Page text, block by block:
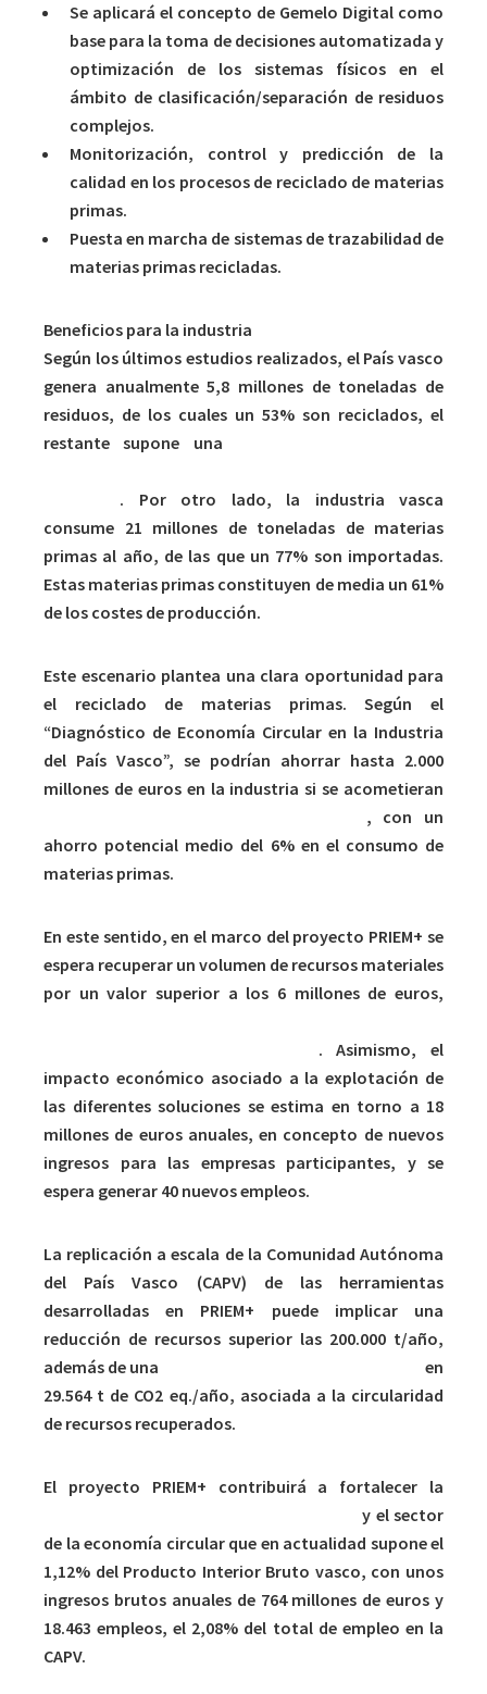
Se aplicará el concepto de Gemelo Digital como
base para la toma de decisiones automatizada y
optimización de los sistemas físicos en el
ámbito de clasificación/separación de residuos
complejos.
Monitorización, control y predicción de la
calidad en los procesos de reciclado de materias
primas.
Puesta en marcha de sistemas de trazabilidad de
materias primas recicladas.
Beneficios para la industria
Según los últimos estudios realizados, el País vasco
genera anualmente 5,8 millones de toneladas de
residuos, de los cuales un 53% son reciclados, el
restante supone una
. Por otro lado, la industria vasca
consume 21 millones de toneladas de materias
primas al año, de las que un 77% son importadas.
Estas materias primas constituyen de media un 61%
de los costes de producción.
Este escenario plantea una clara oportunidad para
el reciclado de materias primas. Según el
“Diagnóstico de Economía Circular en la Industria
del País Vasco”, se podrían ahorrar hasta 2.000
millones de euros en la industria si se acometieran
, con un
ahorro potencial medio del 6% en el consumo de
materias primas.
En este sentido, en el marco del proyecto PRIEM+ se
espera recuperar un volumen de recursos materiales
por un valor superior a los 6 millones de euros,
. Asimismo, el
impacto económico asociado a la explotación de
las diferentes soluciones se estima en torno a 18
millones de euros anuales, en concepto de nuevos
ingresos para las empresas participantes, y se
espera generar 40 nuevos empleos.
La replicación a escala de la Comunidad Autónoma
del País Vasco (CAPV) de las herramientas
desarrolladas en PRIEM+ puede implicar una
reducción de recursos superior las 200.000 t/año,
además de una
en
29.564 t de CO2 eq./año, asociada a la circularidad
de recursos recuperados.
El proyecto PRIEM+ contribuirá a fortalecer la
y el sector
de la economía circular que en actualidad supone el
1,12% del Producto Interior Bruto vasco, con unos
ingresos brutos anuales de 764 millones de euros y
18.463 empleos, el 2,08% del total de empleo en la
CAPV.